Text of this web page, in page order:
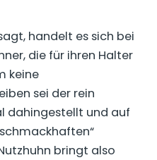
handelt es sich bei
die für ihren Halter
keine
sei der rein
dahingestellt und auf
bringt also